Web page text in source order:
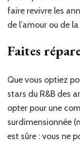
faire revivre les
de l’amour ou de
Faites
Que vous optiez
stars du R&B des
opter pour une
surdimensionnée
est sûre : vous ne